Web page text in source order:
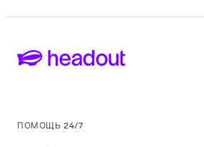
ПОМОЩЬ 24/7